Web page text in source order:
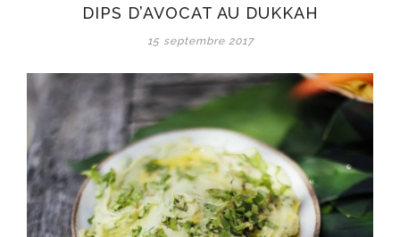
DIPS D’AVOCAT AU DUKKAH
15 septembre 2017